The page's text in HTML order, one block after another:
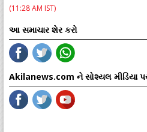
(11:28 AM IST)
આ સમાચાર શેર કરો
Akilanews.com ને સોશ્યલ મીડિયા